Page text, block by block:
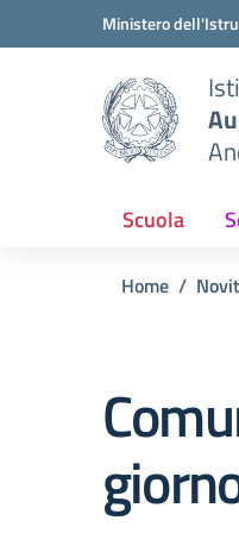
Vai ai contenuti
Vai al menu di navigazione
Ministero
Scuola
Home